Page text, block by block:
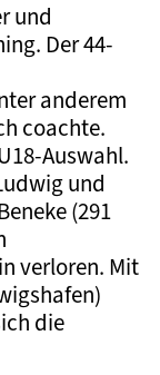
und
Der 44-
anderem
coachte.
Auswahl.
und
(291
verloren. Mit
die